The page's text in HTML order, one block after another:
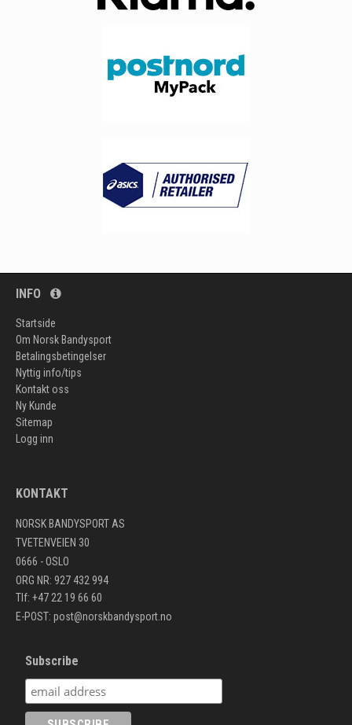
INFO
Startside
Om Norsk Bandysport
Betalingsbetingelser
Nyttig info/tips
Kontakt oss
Ny Kunde
Sitemap
Logg inn
KONTAKT
NORSK BANDYSPORT AS
TVETENVEIEN 30
0666 - OSLO
ORG NR: 927 432 994
Tlf: +47 22 19 66 60
E-POST: post@norskbandysport.no
Subscribe